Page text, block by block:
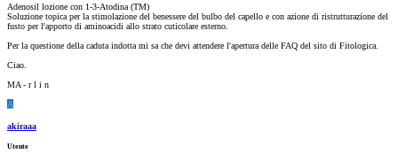
Adenosil lozione con 1-3-Atodina (TM)
Soluzione topica per la stimolazione del benessere del bulbo del capello e con azione di ristrutturazione del
fusto per l'apporto di aminoacidi allo strato cuticolare esterno.
Per la questione della caduta indotta mi sa che devi attendere l'apertura delle FAQ del sito di Fitologica.
Ciao.
MA - r l i n
A
akiraaa
Utente